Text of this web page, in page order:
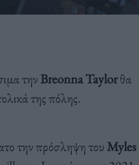
τηνBreonna Taylorθα
της πόλης.
την πρόσληψη τουMyles